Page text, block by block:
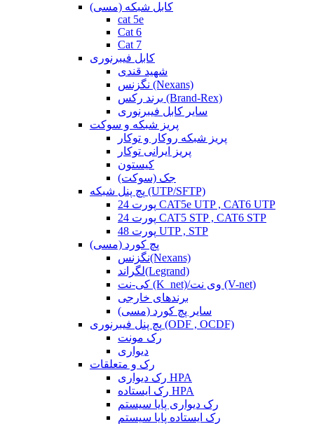
کابل شبکه (مسی)
cat 5e
Cat 6
Cat 7
کابل فیبرنوری
شهید قندی
نگزنس (Nexans)
برند رکس (Brand-Rex)
سایر کابل فیبرنوری
پریز شبکه و سوکت
پریز شبکه روکار و توکار
پریز ایرانی توکار
کیستون
جک (سوکت)
پچ پنل شبکه (UTP/SFTP)
24 پورت CAT5e UTP , CAT6 UTP
24 پورت CAT5 STP , CAT6 STP
48 پورت UTP , STP
پچ کورد (مسی)
نگزنس(Nexans)
لگراند(Legrand)
کی-نت (K_net)/وی نت (V-net)
برندهای خارجی
سایر پچ کورد (مسی)
پچ پنل فیبرنوری (ODF , OCDF)
رک مونت
دیواری
رک و متعلقات
رک دیواری HPA
رک ایستاده HPA
رک دیواری پایا سیستم
رک ایستاده پایا سیستم